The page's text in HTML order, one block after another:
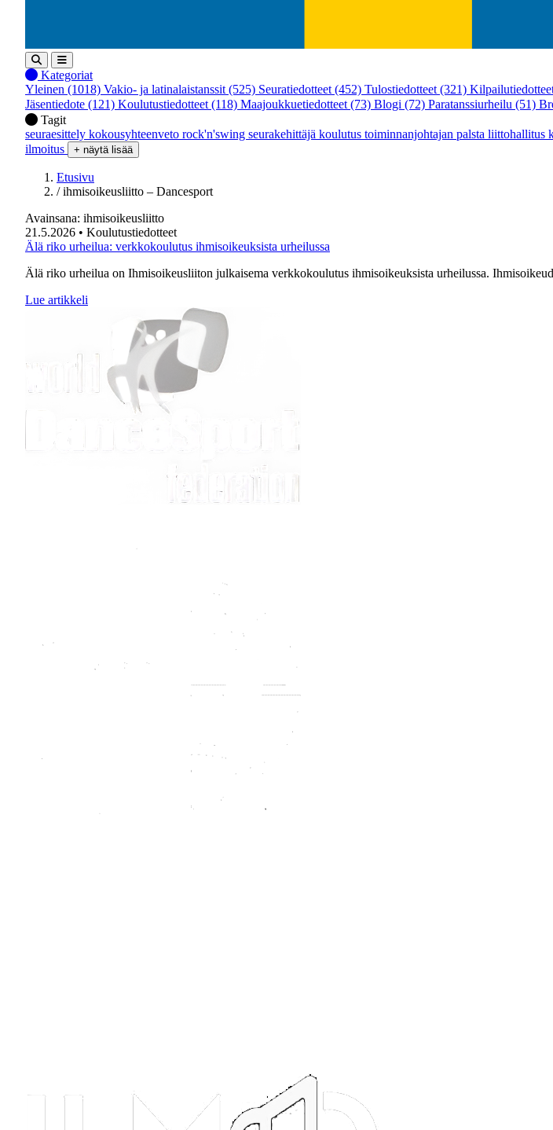
Kategoriat
Yleinen (1018) Vakio- ja latinalaistanssit (525) Seuratiedotteet (452) Tulostiedotteet (321)
Jäsentiedote (121) Koulutustiedotteet (118) Maajoukkuetiedotteet (73) Blogi (72) Paratanssiurheilu (51)
Tagit
seuraesittely kokousyhteenveto rock'n'swing seurakehittäjä koulutus toiminnanjohtajan palsta liittohallitus
ilmoitus
+ näytä lisää
Etusivu
/ ihmisoikeusliitto – Dancesport
Avainsana: ihmisoikeusliitto
21.5.2026 • Koulutustiedotteet
Älä riko urheilua: verkkokoulutus ihmisoikeuksista urheilussa
Älä riko urheilua on Ihmisoikeusliiton julkaisema verkkokoulutus ihmisoikeuksista urheilussa.
Lue artikkeli